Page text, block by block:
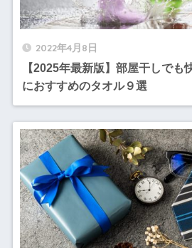
2022年4月8日
【2025年最新版】部屋干しでも
におすすめのタオル９選